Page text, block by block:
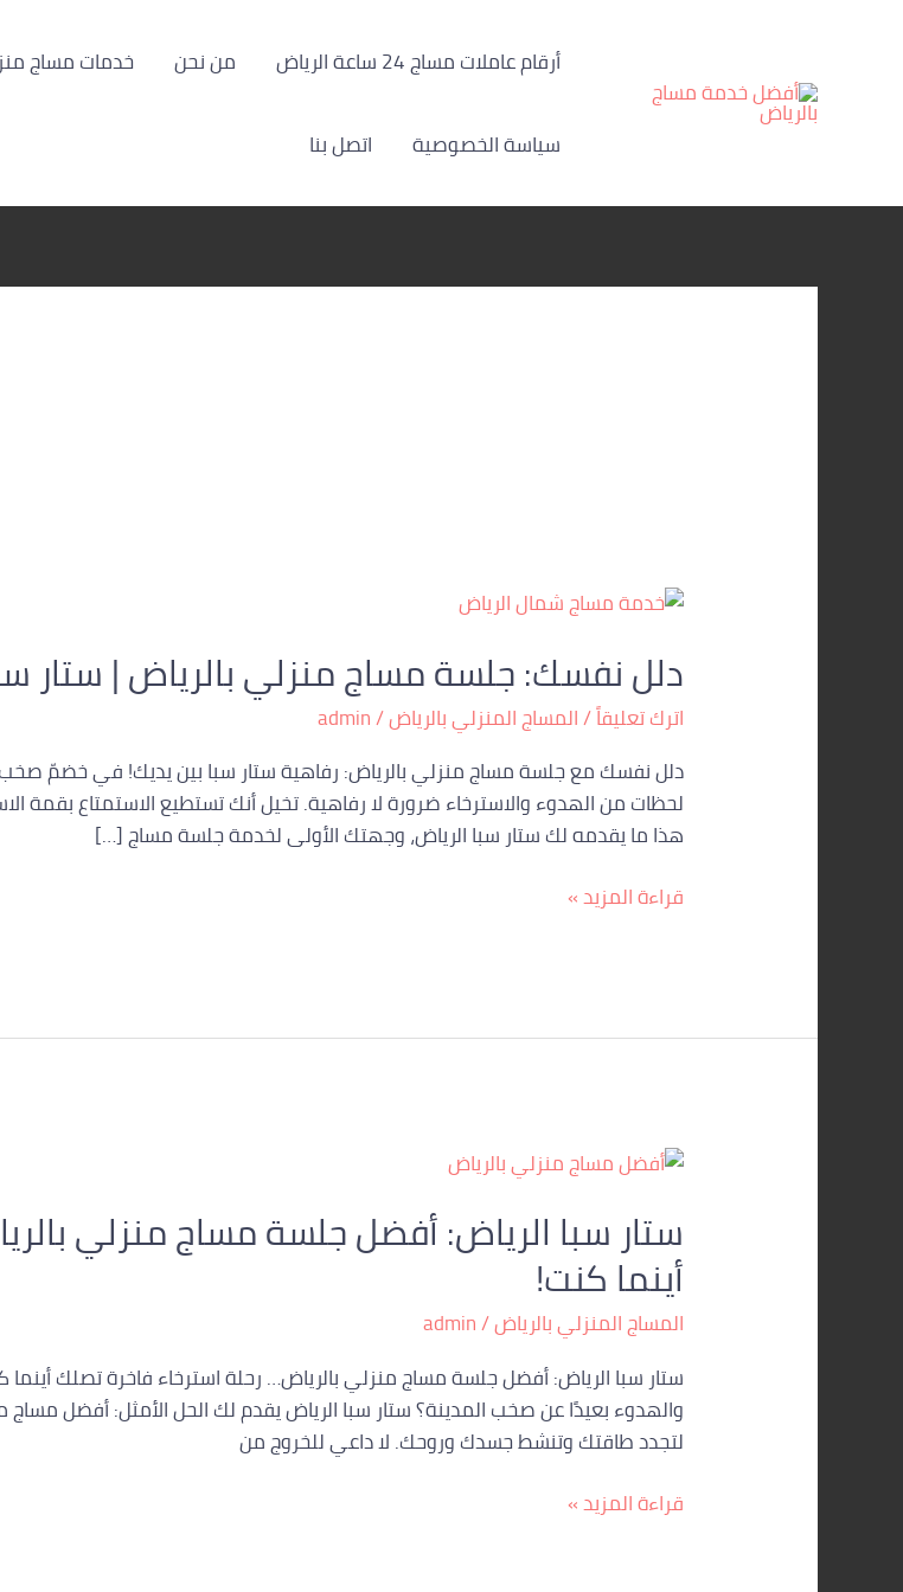
أرقام عاملات مساج 24 ساعة الرياض من نحن خدمات مساج
سياسة الخصوصية اتصل بنا
دلل نفسك: جلسة مساج منزلي بالرياض | ستار سبا –
اترك تعليقاً/المساج المنزلي بالرياض/
admin
دلل نفسك مع جلسة مساج منزلي بالرياض: رفاهية ستار سبا بين يديك! في خضمّ صخب
لحظات من الهدوء والاسترخاء ضرورة لا رفاهية. تخيل أنك تستطيع الاستمتاع بقمة
هذا ما يقدمه لك ستار سبا الرياض، وجهتك الأولى لخدمة جلسة مساج […]
دلل
جلسة
مساج
منزلي
بالرياض
|
ستار
–
خدمة
قراءة المزيد »
ستار سبا الرياض: أفضل جلسة مساج منزلي
أينما كنت!
المساج المنزلي بالرياض/
admin
ستار سبا الرياض: أفضل جلسة مساج منزلي بالرياض… رحلة استرخاء فاخرة تصلك
والهدوء بعيدًا عن صخب المدينة؟ ستار سبا الرياض يقدم لك الحل الأمثل: أفضل مساج
لتجدد طاقتك وتنشط جسدك وروحك. لا داعي للخروج من
ستار
الرياض:
أفضل
جلسة
مساج
بالرياض
…
رحلة
فاخرة
قراءة المزيد »